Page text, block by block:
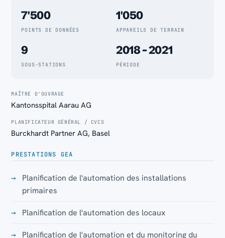
7'500
POINTS DE DONNÉES
1'050
APPAREILS DE TERRAIN
9
SOUS-STATIONS
2018 - 2021
PÉRIODE
MAÎTRE D'OUVRAGE
Kantonsspital Aarau AG
PLANIFICATEUR GÉNÉRAL / CVCS
Burckhardt Partner AG, Basel
PRESTATIONS GEA
Planification de l'automation des installations
primaires
Planification de l'automation des locaux
Planification de l'automation et du monitoring du